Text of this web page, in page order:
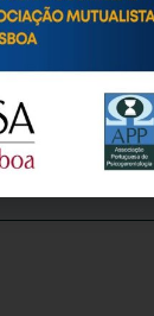
e
idosas,
as idades,